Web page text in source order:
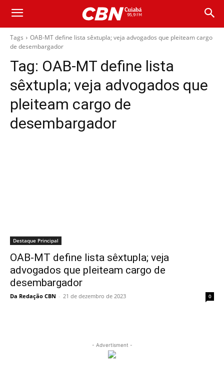
Tags
OAB-MT define lista sêxtupla; veja advogados que pleiteam cargo
de desembargador
Tag: OAB-MT define lista
sêxtupla; veja advogados que
pleiteam cargo de
desembargador
Destaque Principal
OAB-MT define lista sêxtupla; veja
advogados que pleiteam cargo de
desembargador
Da Redação CBN - 21 de dezembro de 2023 0
- Advertisment -